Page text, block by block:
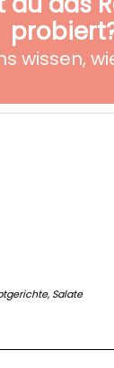
wissen,
, Salate